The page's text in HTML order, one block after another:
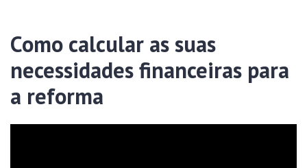
Como calcular as suas
necessidades financeiras para
a reforma